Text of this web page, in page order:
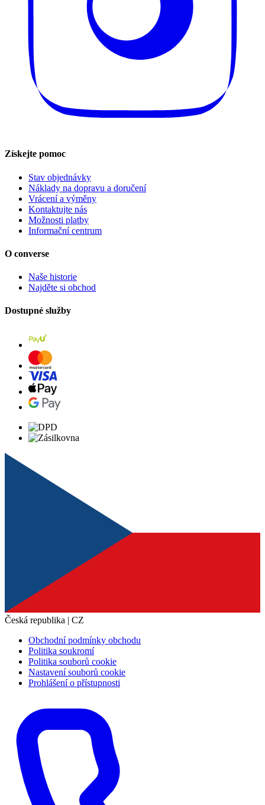
Získejte pomoc
Stav objednávky
Náklady na dopravu a doručení
Vrácení a výměny
Kontaktujte nás
Možnosti platby
Informační centrum
O converse
Naše historie
Najděte si obchod
Dostupné služby
Česká republika | CZ
Obchodní podmínky obchodu
Politika soukromí
Politika souborů cookie
Nastavení souborů cookie
Prohlášení o přístupnosti